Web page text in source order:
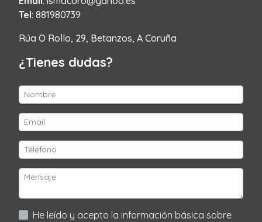
Tel: 881980739
Rúa O Rollo, 29, Betanzos, A Coruña
¿Tienes dudas?
He leído y acepto la información básica sobre